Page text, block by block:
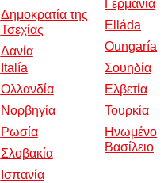
Δημοκρατία της
Τσεχίας
Δανία
Γερμανία
Elláda
Oungaría
Italía
Ολλανδία
Νορβηγία
Ρωσία
Σλοβακία
Ισπανία
Σουηδία
Ελβετία
Τουρκία
Ηνωμένο
Βασίλειο